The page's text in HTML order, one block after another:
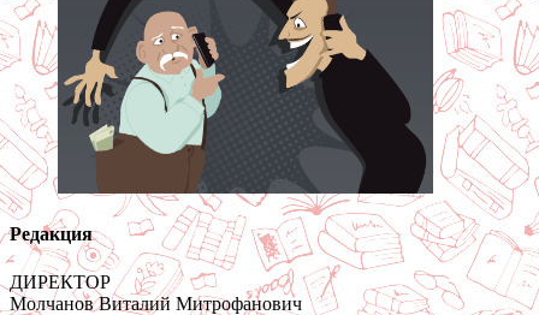
Редакция
ДИРЕКТОР
Молчанов Виталий Митрофанович